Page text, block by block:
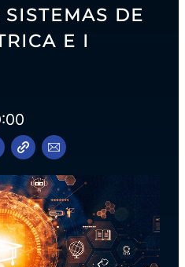
SISTEMAS DE
E I